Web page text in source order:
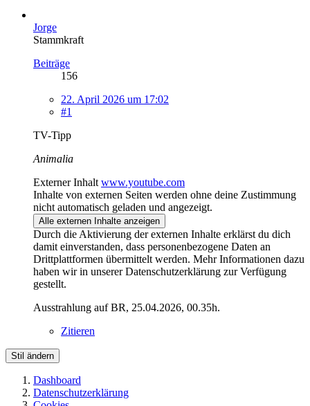
Jorge
Stammkraft
Beiträge
156
22. April 2026 um 17:02
#1
TV-Tipp
Animalia
Externer Inhalt www.youtube.com
Inhalte von externen Seiten werden ohne deine Zustimmung
nicht automatisch geladen und angezeigt.
Alle externen Inhalte anzeigen
Durch die Aktivierung der externen Inhalte erklärst du dich
damit einverstanden, dass personenbezogene Daten an
Drittplattformen übermittelt werden. Mehr Informationen dazu
haben wir in unserer Datenschutzerklärung zur Verfügung
gestellt.
Ausstrahlung auf BR, 25.04.2026, 00.35h.
Zitieren
Stil ändern
Dashboard
Datenschutzerklärung